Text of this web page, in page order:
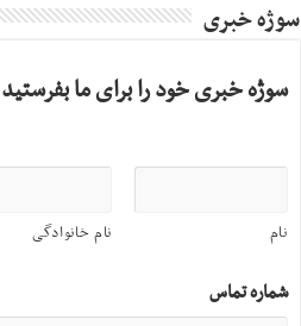
سوژه خبری
سوژه خبری خود را برای ما بفرستید
نام نام خانوادگی
شماره تماس